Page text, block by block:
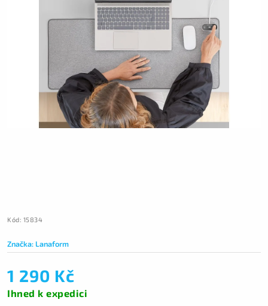
Kód: 15834
Značka: Lanaform
1 290 Kč
Ihned k expedici